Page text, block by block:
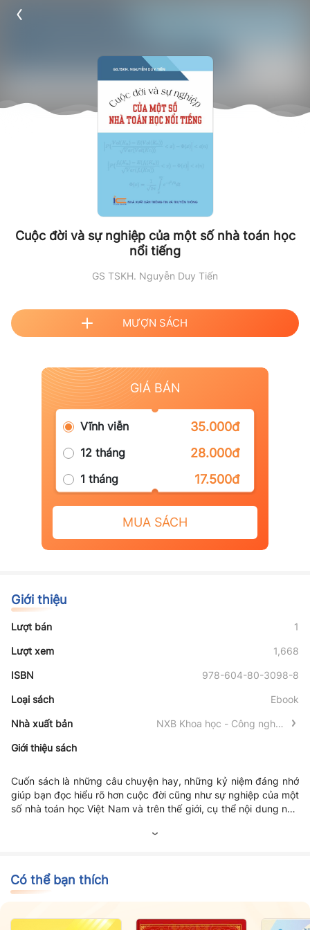
Cuộc đời và sự nghiệp của một số nhà toán học
nổi tiếng
GS TSKH. Nguyễn Duy Tiến
MƯỢN SÁCH
GIÁ BÁN
Vĩnh viễn 35.000đ
12 tháng 28.000đ
1 tháng 17.500đ
MUA SÁCH
Giới thiệu
Lượt bán 1
Lượt xem 1,668
ISBN 978-604-80-3098-8
Loại sách Ebook
Nhà xuất bản
NXB Khoa học - Công nghệ -
Giới thiệu sách
Cuốn sách là những câu chuyện hay, những kỷ niệm đáng nhớ
giúp bạn đọc hiểu rõ hơn cuộc đời cũng như sự nghiệp của một
số nhà toán học Việt Nam và trên thế giới, cụ thể nội dung như
yếuc ủa nền Toán học Việt Nam. Vì thế, bài mở đầu của cuốn
các nhà toán học là thầy giáo của tôi, GS. Hoàng Tụy, GS.
Hoàng Hữu Như, GS. Nguyễn Bác Văn, GS. Hoàng Hữu Đường.
Những điều tôi kể trong sách này đều là những câu chuyện có
thật, không hề hư cấu. - Thể hiện về tình cảm của tôi đối với
Có thể bạn thích